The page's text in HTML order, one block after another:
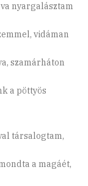
nyargalásztam
vidáman
szamárháton
a pöttyös
társalogtam,
a magáét,